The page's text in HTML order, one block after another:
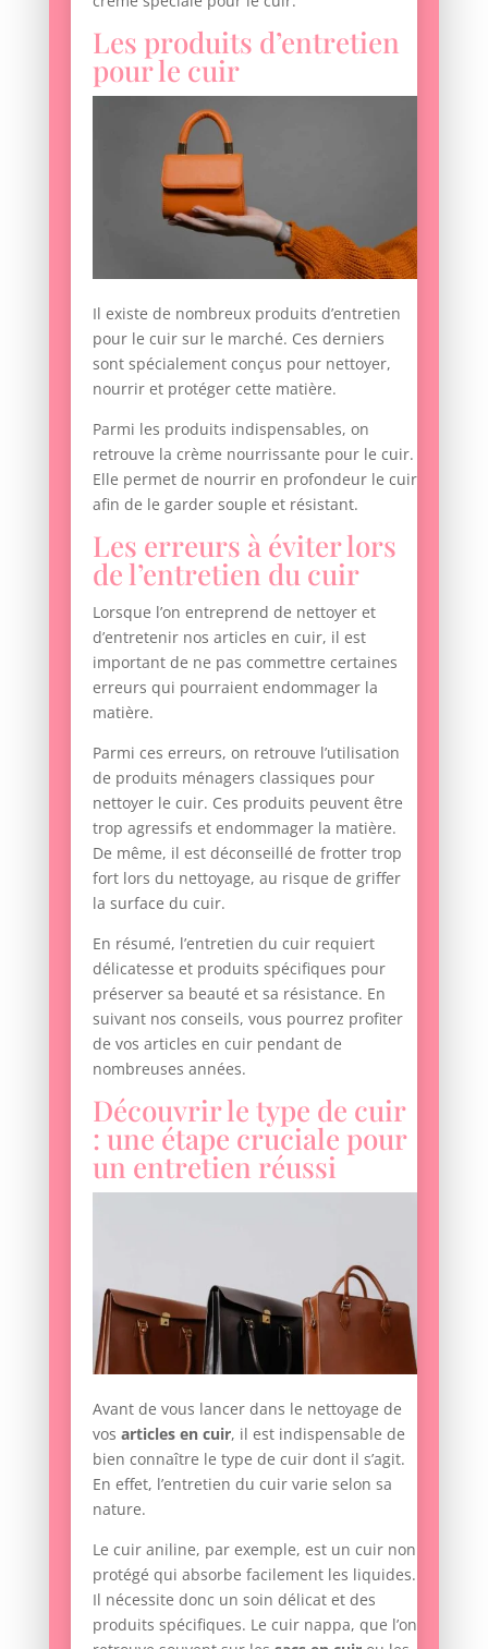
Les produits d’entretien
pour le cuir
Il existe de nombreux produits d’entretien
pour le cuir sur le marché. Ces derniers
sont spécialement conçus pour nettoyer,
nourrir et protéger cette matière.
Parmi les produits indispensables, on
retrouve la crème nourrissante pour le cuir.
Elle permet de nourrir en profondeur le cuir
afin de le garder souple et résistant.
Les erreurs à éviter lors
de l’entretien du cuir
Lorsque l’on entreprend de nettoyer et
d’entretenir nos articles en cuir, il est
important de ne pas commettre certaines
erreurs qui pourraient endommager la
matière.
Parmi ces erreurs, on retrouve l’utilisation
de produits ménagers classiques pour
nettoyer le cuir. Ces produits peuvent être
trop agressifs et endommager la matière.
De même, il est déconseillé de frotter trop
fort lors du nettoyage, au risque de griffer
la surface du cuir.
En résumé, l’entretien du cuir requiert
délicatesse et produits spécifiques pour
préserver sa beauté et sa résistance. En
suivant nos conseils, vous pourrez profiter
de vos articles en cuir pendant de
nombreuses années.
Découvrir le type de cuir
: une étape cruciale pour
un entretien réussi
Avant de vous lancer dans le nettoyage de
vos articles en cuir, il est indispensable de
bien connaître le type de cuir dont il s’agit.
En effet, l’entretien du cuir varie selon sa
nature.
Le cuir aniline, par exemple, est un cuir non
protégé qui absorbe facilement les liquides.
Il nécessite donc un soin délicat et des
produits spécifiques. Le cuir nappa, que l’on